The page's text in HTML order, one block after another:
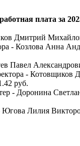
плата за
Дмитрий
- Козлова Анна
Павел
- Котовщиков
руб.
- Доронина
Югова Лилия